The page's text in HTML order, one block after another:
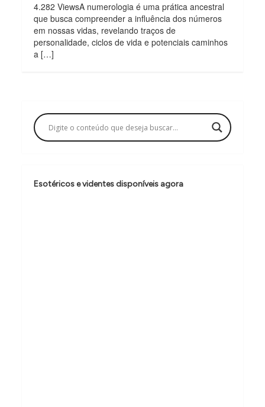
4.282 ViewsA numerologia é uma prática ancestral
que busca compreender a influência dos números
em nossas vidas, revelando traços de
personalidade, ciclos de vida e potenciais caminhos
a […]
Esotéricos e videntes disponíveis agora